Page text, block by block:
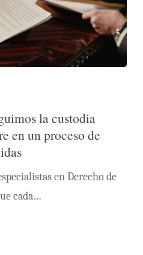
la custodia
en un proceso de
en Derecho de
cada…